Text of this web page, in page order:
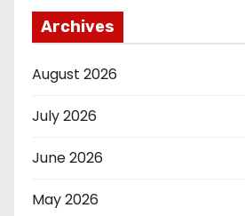
Archives
August 2026
July 2026
June 2026
May 2026